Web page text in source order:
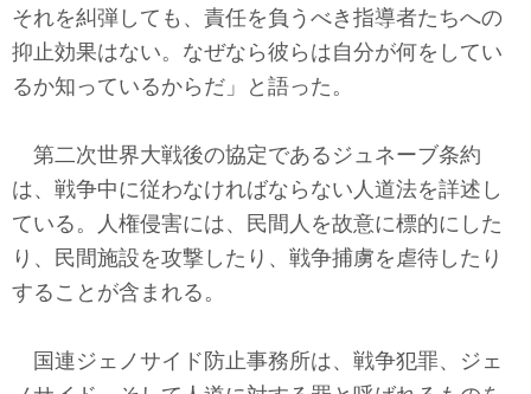
それを糾弾しても、責任を負うべき指導者たちへの
抑止効果はない。なぜなら彼らは自分が何をしてい
るか知っているからだ」と語った。
第二次世界大戦後の協定であるジュネーブ条約
は、戦争中に従わなければならない人道法を詳述し
ている。人権侵害には、民間人を故意に標的にした
り、民間施設を攻撃したり、戦争捕虜を虐待したり
することが含まれる。
国連ジェノサイド防止事務所は、戦争犯罪、ジェ